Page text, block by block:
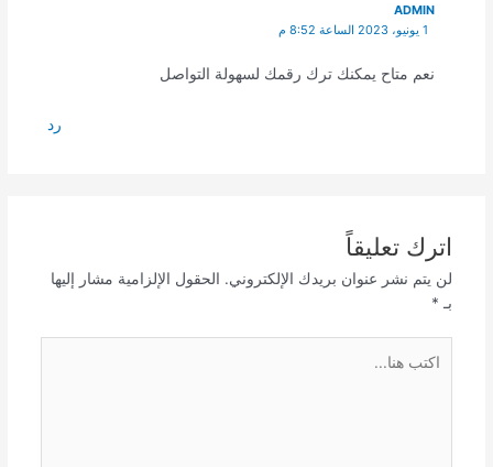
ADMIN
1 يونيو، 2023 الساعة 8:52 م
نعم متاح يمكنك ترك رقمك لسهولة التواصل
رد
اترك تعليقاً
لن يتم نشر عنوان بريدك الإلكتروني. الحقول الإلزامية مشار إليها
بـ *
هنا...